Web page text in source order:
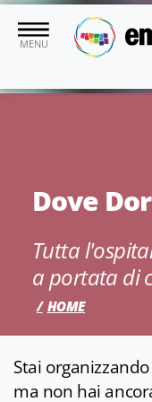
Vai al contenuto principale
MENU
Dove
Tutta
a portata di
HOME
Stai
ma non hai